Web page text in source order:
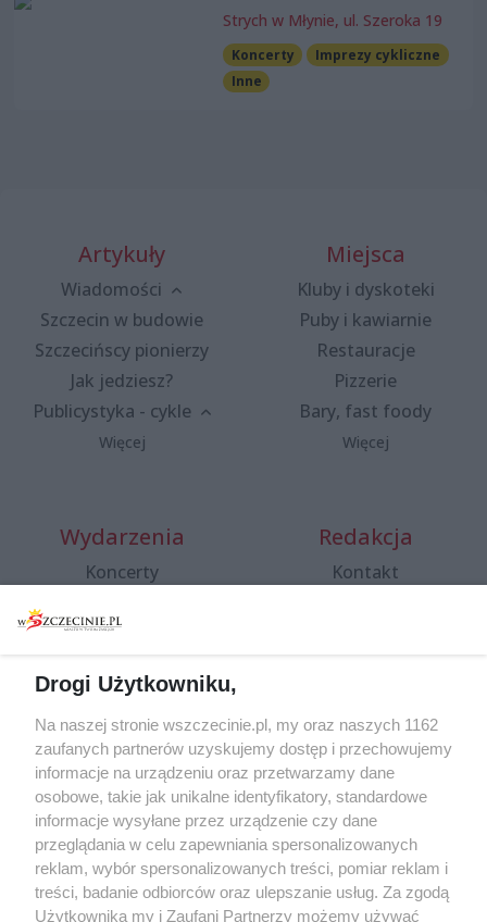
Strych w Młynie, ul. Szeroka 19
Koncerty
Imprezy cykliczne
Inne
Artykuły
Wiadomości
Szczecin w budowie
Szczecińscy pionierzy
Jak jedziesz?
Publicystyka - cykle
Więcej
Miejsca
Kluby i dyskoteki
Puby i kawiarnie
Restauracje
Pizzerie
Bary, fast foody
Więcej
Wydarzenia
Koncerty
Spacery i oprowadzania
targi
Wernisaże
Więcej
Redakcja
Kontakt
Specjalny koncert z okazji
20. urodzin portalu
wSzczecinie.pl
Regulamin konkursów
śniadaniówka "Hej
Szczecin! Jest piątek!"
Drogi Użytkowniku,
Na naszej stronie wszczecinie.pl, my oraz naszych 1162
zaufanych partnerów uzyskujemy dostęp i przechowujemy
informacje na urządzeniu oraz przetwarzamy dane
osobowe, takie jak unikalne identyfikatory, standardowe
informacje wysyłane przez urządzenie czy dane
przeglądania w celu zapewniania spersonalizowanych
reklam, wybór spersonalizowanych treści, pomiar reklam i
treści, badanie odbiorców oraz ulepszanie usług. Za zgodą
Użytkownika my i Zaufani Partnerzy możemy używać